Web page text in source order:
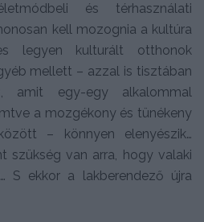
és térhasználati
kell mozognia a kultúra
legyen kulturált otthonok
mellett – azzal is tisztában
amit egy-egy alkalommal
a mozgékony és tünékeny
– könnyen elenyészik…
szükség van arra, hogy valaki
S ekkor a lakberendező újra